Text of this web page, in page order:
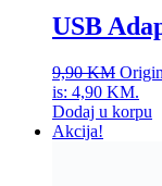
USB
9,90KM
is: 4,90 KM.
Dodaj u korpu
Akcija!